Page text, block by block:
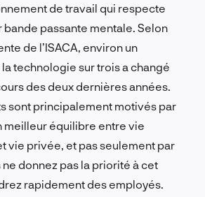
de travail qui respecte
bande passante mentale. Selon
de l’ISACA, environ un
technologie sur trois a changé
des deux dernières années.
sont principalement motivés par
meilleur équilibre entre vie
vie privée, et pas seulement par
ne donnez pas la priorité à cet
rapidement des employés.